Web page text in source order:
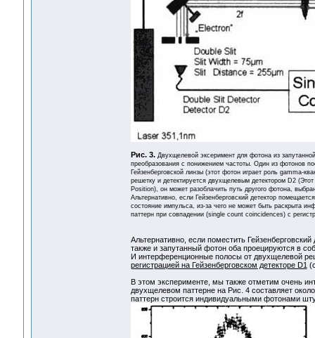
Рис. 3. Двухщелевой эксеримент для фотона из
преобразования с понижением частоты. Один из фотонов
Гейзенберговской линзы (этот фотон играет роль gamma-
решетку и детектируется двухщелевым детектором D2
Position), он может разоблачить путь другого фотона,
Альтернативно, если Гейзенберговский детектор
состояние импульса, из-за чего не может быть раскрыта
паттерн при совпадении (single count coincidences) с
Альтернативно, если поместить
также и запутанный фотон оба проецируются в
И интерференционные полосы от двухщелевой
регистрацией на Гейзенберговском детекторе D1
В этом эксперименте, мы также отметим очень
двухщелевом паттерне на Рис. 4 составляет
паттерн строится индивидуальными фотонами